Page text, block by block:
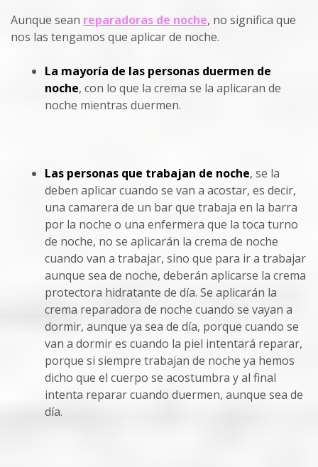
Aunque sean reparadoras de noche, no significa que
nos las tengamos que aplicar de noche.
La mayoría de las personas duermen de
noche, con lo que la crema se la aplicaran de
noche mientras duermen.
Las personas que trabajan de noche, se la
deben aplicar cuando se van a acostar, es decir,
una camarera de un bar que trabaja en la barra
por la noche o una enfermera que la toca turno
de noche, no se aplicarán la crema de noche
cuando van a trabajar, sino que para ir a trabajar
aunque sea de noche, deberán aplicarse la crema
protectora hidratante de día. Se aplicarán la
crema reparadora de noche cuando se vayan a
dormir, aunque ya sea de día, porque cuando se
van a dormir es cuando la piel intentará reparar,
porque si siempre trabajan de noche ya hemos
dicho que el cuerpo se acostumbra y al final
intenta reparar cuando duermen, aunque sea de
día.